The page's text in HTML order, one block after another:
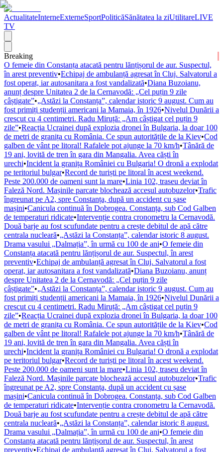
ActualitateInterneExterneSportPoliticăSănătatea la ziUtilitareLIVE
TV
Breaking
O femeie din Constanța atacată pentru lănțișorul de aur. Suspectul,
în arest preventiv•Echipaj de ambulanță agresat în Cluj. Salvatorul a
fost operat, iar autosanitara a fost vandalizată•Diana Buzoianu,
anunț despre Unitatea 2 de la Cernavodă: „Cel puțin 9 zile
câștigate”•„Astăzi la Constanța”, calendar istoric 9 august. Cum au
fost primiți studenții americani la Mamaia, în 1926•Nivelul Dunării a
crescut cu 4 centimetri. Radu Miruță: „Am câștigat cel puțin 9
zile”•Reacția Ucrainei după explozia dronei în Bulgaria, la doar 100
de metri de granița cu România. Ce spun autoritățile de la Kiev•Cod
galben de vânt pe litoral! Rafalele pot ajunge la 70 km/h•Tânără de
19 ani, lovită de tren în gara din Mangalia. Avea căști în
urechi•Incident la granița României cu Bulgaria! O dronă a explodat
pe teritoriul bulgar•Record de turiști pe litoral în acest weekend.
Peste 200.000 de oameni sunt la mare•Linia 102, traseu deviat în
Faleză Nord. Mașinile parcate blochează accesul autobuzelor•Trafic
îngreunat pe A2, spre Constanța, după un accident cu șase
mașini•Canicula continuă în Dobrogea. Constanța, sub Cod Galben
de temperaturi ridicate•Intervenție contra cronometru la Cernavodă.
Două barje au fost scufundate pentru a crește debitul de apă către
centrala nucleară•„Astăzi la Constanța”, calendar istoric 8 august.
Drama vasului „Dalmația”, în urmă cu 100 de ani•O femeie din
Constanța atacată pentru lănțișorul de aur. Suspectul, în arest
preventiv•Echipaj de ambulanță agresat în Cluj. Salvatorul a fost
operat, iar autosanitara a fost vandalizată•Diana Buzoianu, anunț
despre Unitatea 2 de la Cernavodă: „Cel puțin 9 zile
câștigate”•„Astăzi la Constanța”, calendar istoric 9 august. Cum au
fost primiți studenții americani la Mamaia, în 1926•Nivelul Dunării a
crescut cu 4 centimetri. Radu Miruță: „Am câștigat cel puțin 9
zile”•Reacția Ucrainei după explozia dronei în Bulgaria, la doar 100
de metri de granița cu România. Ce spun autoritățile de la Kiev•Cod
galben de vânt pe litoral! Rafalele pot ajunge la 70 km/h•Tânără de
19 ani, lovită de tren în gara din Mangalia. Avea căști în
urechi•Incident la granița României cu Bulgaria! O dronă a explodat
pe teritoriul bulgar•Record de turiști pe litoral în acest weekend.
Peste 200.000 de oameni sunt la mare•Linia 102, traseu deviat în
Faleză Nord. Mașinile parcate blochează accesul autobuzelor•Trafic
îngreunat pe A2, spre Constanța, după un accident cu șase
mașini•Canicula continuă în Dobrogea. Constanța, sub Cod Galben
de temperaturi ridicate•Intervenție contra cronometru la Cernavodă.
Două barje au fost scufundate pentru a crește debitul de apă către
centrala nucleară•„Astăzi la Constanța”, calendar istoric 8 august.
Drama vasului „Dalmația”, în urmă cu 100 de ani•O femeie din
Constanța atacată pentru lănțișorul de aur. Suspectul, în arest
preventiv•Echipaj de ambulanță agresat în Cluj. Salvatorul a fost